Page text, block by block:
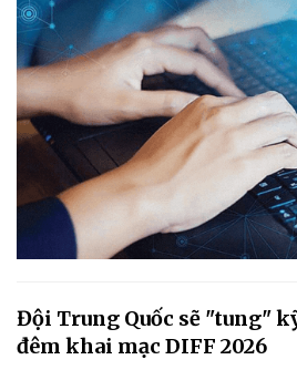
Đội Trung Quốc sẽ "tung"
đêm khai mạc DIFF 2026